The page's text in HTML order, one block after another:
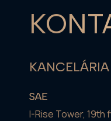
KANCELÁRIA
SAE
I-Rise Tower, 19th